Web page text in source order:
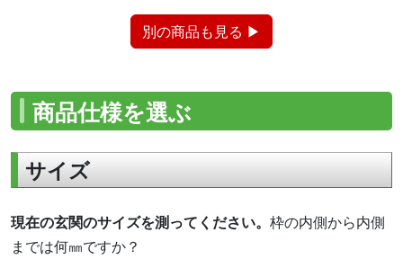
別の商品も見る ▶
商品仕様を選ぶ
サイズ
現在の玄関のサイズを測ってください。 枠の内側から内側
までは何㎜ですか？